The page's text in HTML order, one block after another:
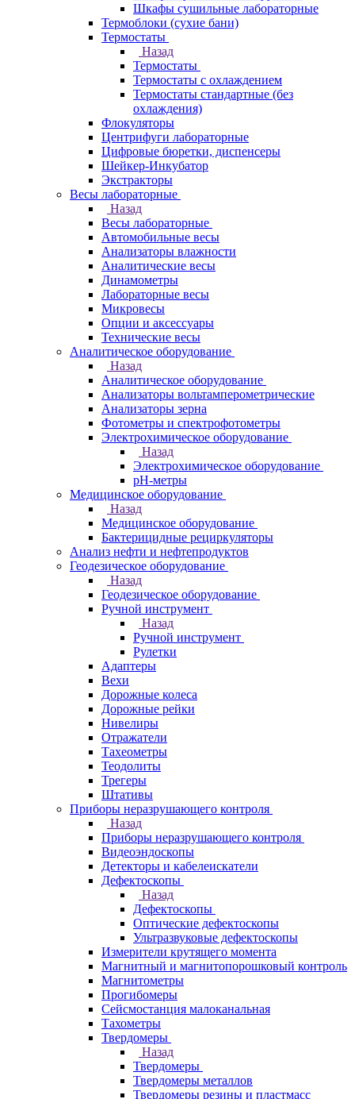
Шкафы сушильные лабораторные
Термоблоки (сухие бани)
Термостаты
Назад
Термостаты
Термостаты с охлаждением
Термостаты стандартные (без
охлаждения)
Флокуляторы
Центрифуги лабораторные
Цифровые бюретки, диспенсеры
Шейкер-Инкубатор
Экстракторы
Весы лабораторные
Назад
Весы лабораторные
Автомобильные весы
Анализаторы влажности
Аналитические весы
Динамометры
Лабораторные весы
Микровесы
Опции и аксессуары
Технические весы
Аналитическое оборудование
Назад
Аналитическое оборудование
Анализаторы вольтамперометрические
Анализаторы зерна
Фотометры и спектрофотометры
Электрохимическое оборудование
Назад
Электрохимическое оборудование
pH-метры
Медицинское оборудование
Назад
Медицинское оборудование
Бактерицидные рециркуляторы
Анализ нефти и нефтепродуктов
Геодезическое оборудование
Назад
Геодезическое оборудование
Ручной инструмент
Назад
Ручной инструмент
Рулетки
Адаптеры
Вехи
Дорожные колеса
Дорожные рейки
Нивелиры
Отражатели
Тахеометры
Теодолиты
Трегеры
Штативы
Приборы неразрушающего контроля
Назад
Приборы неразрушающего контроля
Видеоэндоскопы
Детекторы и кабелеискатели
Дефектоскопы
Назад
Дефектоскопы
Оптические дефектоскопы
Ультразвуковые дефектоскопы
Измерители крутящего момента
Магнитный и магнитопорошковый контроль
Магнитометры
Прогибомеры
Сейсмостанция малоканальная
Тахометры
Твердомеры
Назад
Твердомеры
Твердомеры металлов
Твердомеры резины и пластмасс